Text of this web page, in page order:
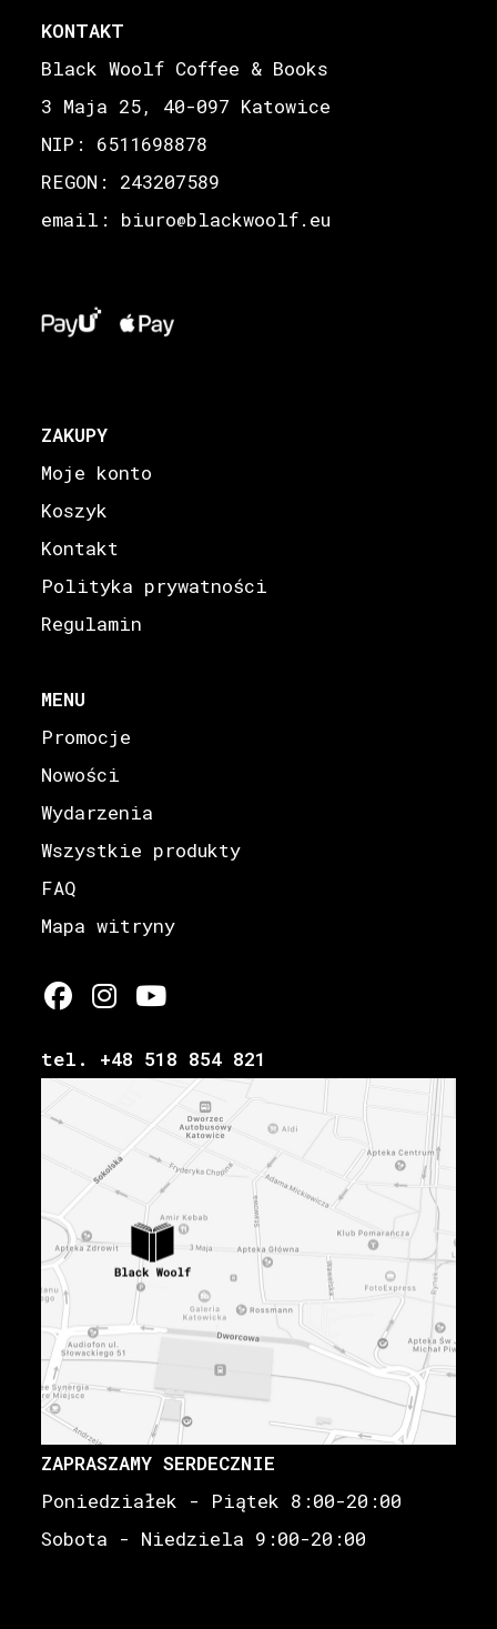
KONTAKT
Black Woolf Coffee & Books
3 Maja 25, 40-097 Katowice
NIP: 6511698878
REGON: 243207589
email: biuro@blackwoolf.eu
ZAKUPY
Moje konto
Koszyk
Kontakt
Polityka prywatności
Regulamin
MENU
Promocje
Nowości
Wydarzenia
Wszystkie produkty
FAQ
Mapa witryny
tel. +48 518 854 821
ZAPRASZAMY SERDECZNIE
Poniedziałek - Piątek 8:00-20:00
Sobota - Niedziela 9:00-20:00